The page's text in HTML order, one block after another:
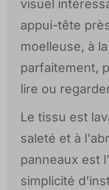
visuel
appui-tête
moelleuse, à
parfaitement,
lire ou
Le tissu est
saleté et à
panneaux est
simplicité